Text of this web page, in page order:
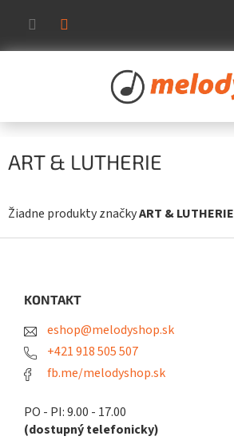
obsah
ART & LUTHERIE
Žiadne produkty značkyART & LUTHERIE
KONTAKT
eshop@melodyshop.sk
+421 918 505 507
fb.me/melodyshop.sk
PO - PI: 9.00 - 17.00
(dostupný telefonicky)